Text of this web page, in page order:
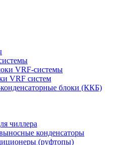
VRF-cистемы
VRF cистем
блоки (ККБ)
чиллера
конденсаторы
(руфтопы)